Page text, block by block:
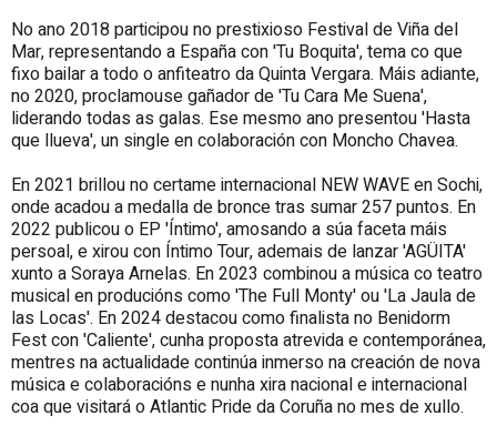
No ano 2018 participou no prestixioso Festival de Viña del
Mar, representando a España con 'Tu Boquita', tema co que
fixo bailar a todo o anfiteatro da Quinta Vergara. Máis adiante,
no 2020, proclamouse gañador de 'Tu Cara Me Suena',
liderando todas as galas. Ese mesmo ano presentou 'Hasta
que llueva', un single en colaboración con Moncho Chavea.
En 2021 brillou no certame internacional NEW WAVE en Sochi,
onde acadou a medalla de bronce tras sumar 257 puntos. En
2022 publicou o EP 'Íntimo', amosando a súa faceta máis
persoal, e xirou con Íntimo Tour, ademais de lanzar 'AGÜITA'
xunto a Soraya Arnelas. En 2023 combinou a música co teatro
musical en producións como 'The Full Monty' ou 'La Jaula de
las Locas'. En 2024 destacou como finalista no Benidorm
Fest con 'Caliente', cunha proposta atrevida e contemporánea,
mentres na actualidade continúa inmerso na creación de nova
música e colaboracións e nunha xira nacional e internacional
coa que visitará o Atlantic Pride da Coruña no mes de xullo.